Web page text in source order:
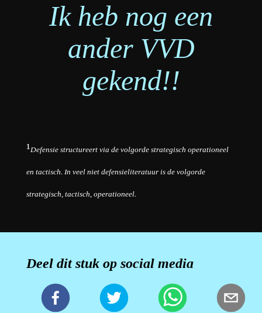
Ik heb nog een
ander VVD
gekend!!
¹Defensie structureert via de volgorde strategisch operationeel
en tactisch. In veel niet defensieliteratuur is de volgorde
strategisch, tactisch, operationeel.
Deel dit stuk op social media